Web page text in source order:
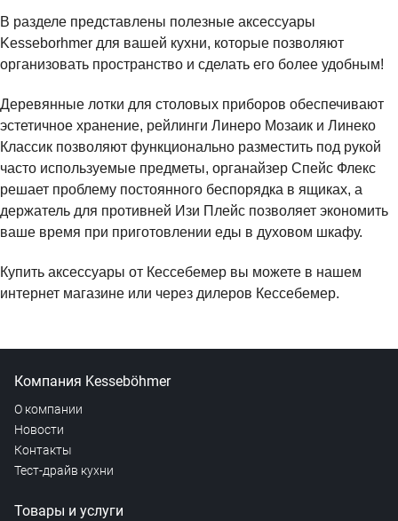
В разделе представлены полезные аксессуары
Kesseborhmer для вашей кухни, которые позволяют
организовать пространство и сделать его более удобным!
Деревянные лотки для столовых приборов обеспечивают
эстетичное хранение, рейлинги Линеро Мозаик и Линеко
Классик позволяют функционально разместить под рукой
часто используемые предметы, органайзер Спейс Флекс
решает проблему постоянного беспорядка в ящиках, а
держатель для противней Изи Плейс позволяет экономить
ваше время при приготовлении еды в духовом шкафу.
Купить аксессуары от Кессебемер вы можете в нашем
интернет магазине или через дилеров Кессебемер.
Компания Kesseböhmer
О компании
Новости
Контакты
Тест-драйв кухни
Товары и услуги